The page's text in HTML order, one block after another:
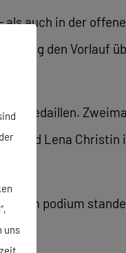
auch in der
den Vorlauf
und Lena
dem podium
uns